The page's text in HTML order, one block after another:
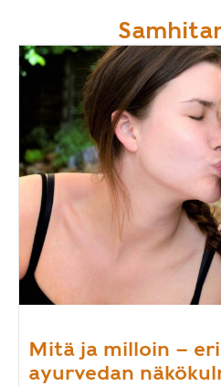
Mitä ja milloin –
ayurvedan